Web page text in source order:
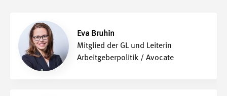
Eva Bruhin
Mitglied der GL und Leiterin
Arbeitgeberpolitik / Avocate